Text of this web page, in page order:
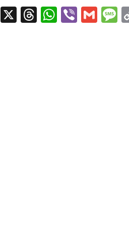
Messenger
X ThreadsViber